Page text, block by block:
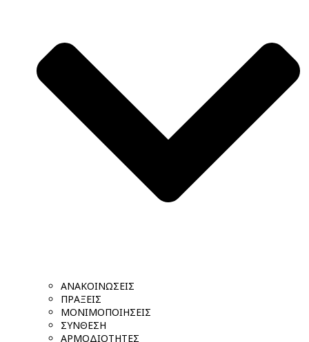
ΑΝΑΚΟΙΝΩΣΕΙΣ
ΠΡΑΞΕΙΣ
ΜΟΝΙΜΟΠΟΙΗΣΕΙΣ
ΣΥΝΘΕΣΗ
ΑΡΜΟΔΙΟΤΗΤΕΣ